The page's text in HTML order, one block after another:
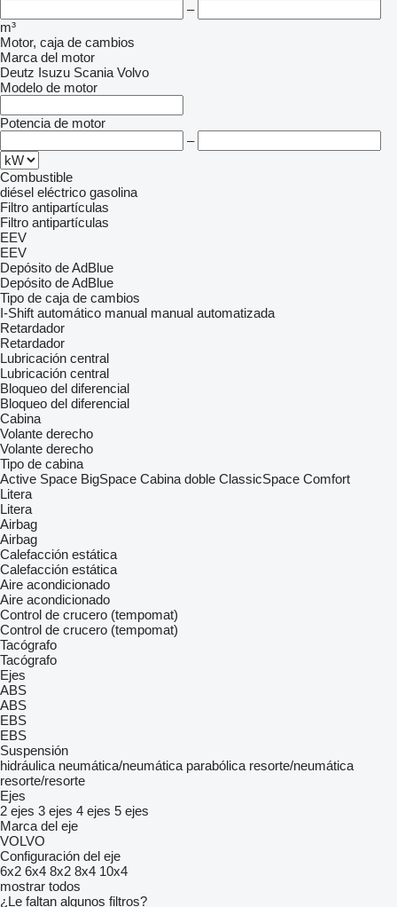
–
m³
Motor, caja de cambios
Marca del motor
Deutz Isuzu Scania Volvo
Modelo de motor
Potencia de motor
–
Combustible
diésel eléctrico gasolina
Filtro antipartículas
Filtro antipartículas
EEV
EEV
Depósito de AdBlue
Depósito de AdBlue
Tipo de caja de cambios
I-Shift automático manual manual automatizada
Retardador
Retardador
Lubricación central
Lubricación central
Bloqueo del diferencial
Bloqueo del diferencial
Cabina
Volante derecho
Volante derecho
Tipo de cabina
Active Space BigSpace Cabina doble ClassicSpace Comfort
Litera
Litera
Airbag
Airbag
Calefacción estática
Calefacción estática
Aire acondicionado
Aire acondicionado
Control de crucero (tempomat)
Control de crucero (tempomat)
Tacógrafo
Tacógrafo
Ejes
ABS
ABS
EBS
EBS
Suspensión
hidráulica neumática/neumática parabólica resorte/neumática
resorte/resorte
Ejes
2 ejes 3 ejes 4 ejes 5 ejes
Marca del eje
VOLVO
Configuración del eje
6x2 6x4 8x2 8x4 10x4
mostrar todos
¿Le faltan algunos filtros?